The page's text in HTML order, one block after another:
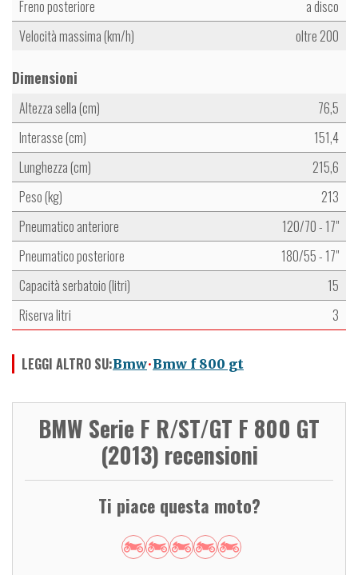
Freno posteriore
a disco
Velocità massima (km/h)
oltre 200
Dimensioni
Altezza sella (cm)
76,5
Interasse (cm)
151,4
Lunghezza (cm)
215,6
Peso (kg)
213
Pneumatico anteriore
120/70 - 17"
Pneumatico posteriore
180/55 - 17"
Capacità serbatoio (litri)
15
Riserva litri
3
LEGGI ALTRO SU:Bmw Bmw f 800 gt
BMW Serie F R/ST/GT F 800 GT
(2013) recensioni
Ti piace questa moto?